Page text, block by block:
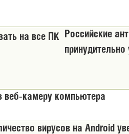
Российские
принудительно
веб-камеру компьютера
вирусов на Android